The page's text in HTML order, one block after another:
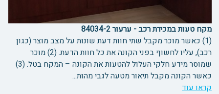
מקח טעות במכירת רכב - ערעור 84034-2
(1) כאשר מוכר מקבל שתי חוות דעת שונות על מצב מוצר (כגון
רכב), עליו לחשוף בפני הקונה את כל חוות הדעת. (2) מוכר
שמוסר מידע חלקי העלול להטעות את הקונה – המקח בטל. (3)
כאשר הקונה מקבל תיאור מטעה לגבי מהות...
קראו עוד